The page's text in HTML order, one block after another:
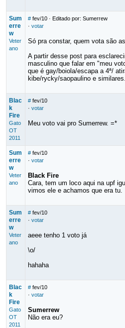
Sum
erre
w
Veter
ano
# fev/10· Editado por: Sumerrew
· votar
Só pra constar, quem vota são
A partir desse post para
masculino que falar em "meu
que é gay/boiola/escapa a 4ª/
kibe/rycky/saopaulino e
Blac
k
Fire
Gato
OT
2011
# fev/10
· votar
Meu voto vai pro Sumerrew. =*
Sum
erre
w
Veter
ano
# fev/10
· votar
Black Fire
Cara, tem um loco aqui na upf
vimos ele e achamos que era tu.
Sum
erre
w
Veter
ano
# fev/10
· votar
aeee tenho 1 voto já
\o/
hahaha
Blac
k
Fire
Gato
OT
2011
# fev/10
· votar
Sumerrew
Não era eu?